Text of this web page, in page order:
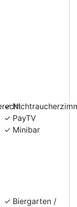
PayTV
Minibar
Biergarten /